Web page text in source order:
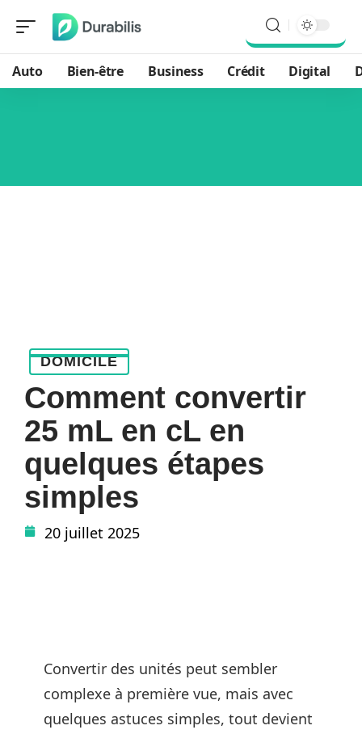
Auto Bien-être Business Crédit Digital
DOMICILE
Comment convertir
25 mL en cL en
quelques étapes
simples
20 juillet 2025
Convertir des unités peut sembler
complexe à première vue, mais avec
quelques astuces simples, tout devient